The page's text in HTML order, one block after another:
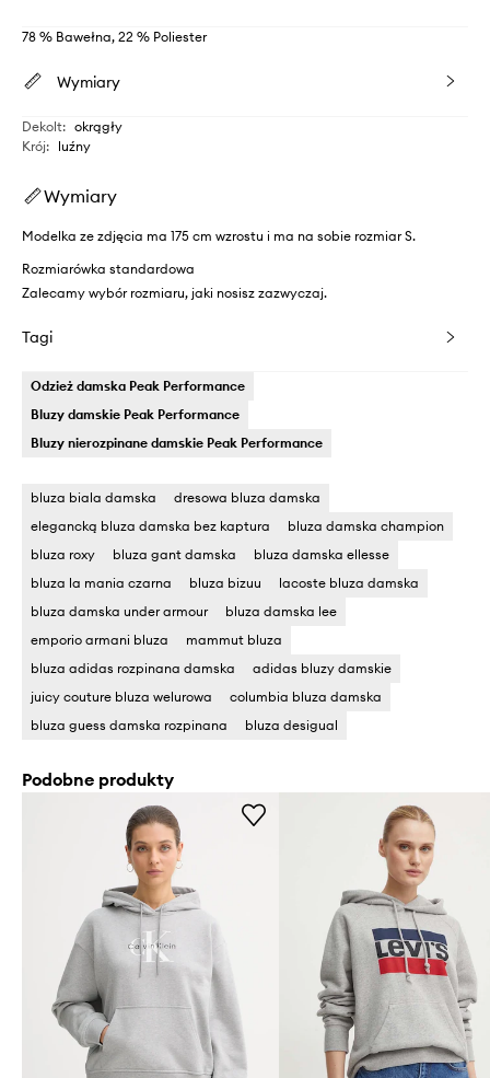
78 % Bawełna, 22 % Poliester
Wymiary
Dekolt: okrągły
Krój: luźny
Wymiary
Modelka ze zdjęcia ma 175 cm wzrostu i ma na sobie rozmiar S.
Rozmiarówka standardowa
Zalecamy wybór rozmiaru, jaki nosisz zazwyczaj.
Tagi
Odzież damska Peak Performance
Bluzy damskie Peak Performance
Bluzy nierozpinane damskie Peak Performance
bluza biala damska
dresowa bluza damska
elegancką bluza damska bez kaptura
bluza damska champion
bluza roxy
bluza gant damska
bluza damska ellesse
bluza la mania czarna
bluza bizuu
lacoste bluza damska
bluza damska under armour
bluza damska lee
emporio armani bluza
mammut bluza
bluza adidas rozpinana damska
adidas bluzy damskie
juicy couture bluza welurowa
columbia bluza damska
bluza guess damska rozpinana
bluza desigual
Podobne produkty